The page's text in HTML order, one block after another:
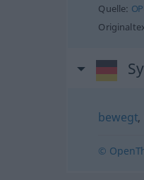
Quelle:
bewegt,
©